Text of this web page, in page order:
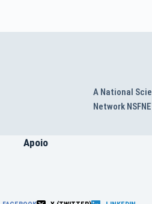
A National
Network
Apoio